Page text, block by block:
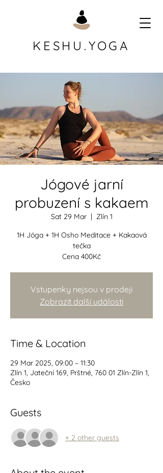
KESHU.YOGA
Jógové jarní
probuzení s kakaem
Sat 29 Mar
  |
Zlín 1
1H Jóga + 1H Osho Meditace + Kakaová
tečka
Cena 400Kč
Vstupenky nejsou v prodeji
Zobrazit další události
Time & Location
29 Mar 2025, 09:00 – 11:30
Zlín 1, Jateční 169, Prštné, 760 01 Zlín-Zlín 1,
Česko
Guests
+ 2 other guests